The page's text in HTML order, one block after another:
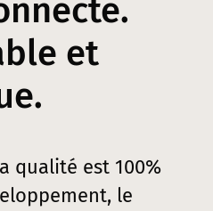
et
qualité est 100%
le